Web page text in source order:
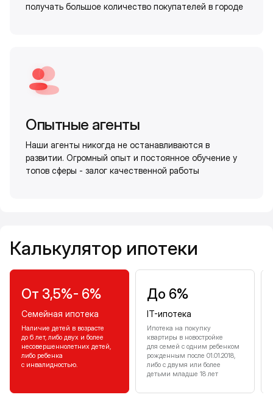
получать большое количество покупателей в городе
Опытные агенты
Наши агенты никогда не останавливаются в
развитии. Огромный опыт и постоянное обучение у
топов сферы - залог качественной работы
Калькулятор ипотеки
От 3,5%- 6%
Семейная ипотека
Наличие детей в возрасте
до 6 лет, либо двух и более
несовершеннолетних детей,
либо ребенка
с инвалидностью.
До 6%
IT-ипотека
Ипотека на покупку
квартиры в новостройке
для семей с одним ребенком
рожденным после 01.01.2018,
либо с двумя или более
детьми младше 18 лет